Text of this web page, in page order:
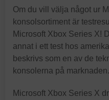
Om du vill välja något ur
konsolsortiment är
Microsoft Xbox Series X!
annat i ett test hos
beskrivs som en av de
konsolerna på marknaden.
Microsoft Xbox Series X